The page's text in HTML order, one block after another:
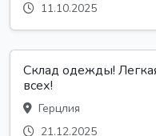
11.10.2025
Склад одежды!
всех!
Герцлия
21.12.2025